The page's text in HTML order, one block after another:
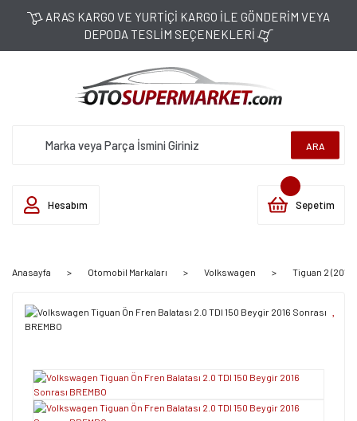
ARAS KARGO VE YURTİÇİ KARGO İLE GÖNDERİM VEYA
DEPODA TESLİM SEÇENEKLERİ
ARA
Hesabım Sepetim
Anasayfa Otomobil Markaları Volkswagen Tiguan 2